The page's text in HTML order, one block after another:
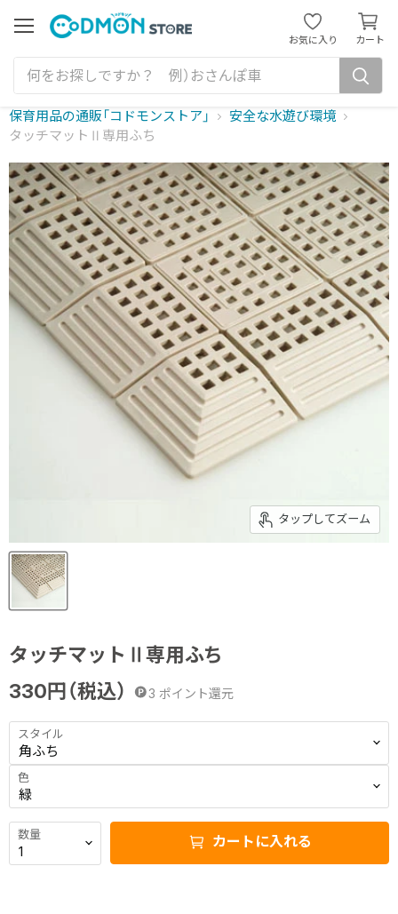
ュ
ー
お気に入り カート
カ
ー
ト
見
保育用品の通販「コドモンストア」
安全な水遊び環境
タッチマットⅡ専用ふち
タップしてズーム
タッチマットⅡ専用ふち
330円（税込） 3 ポイント還元
スタイル
色
数量 カートに入れる